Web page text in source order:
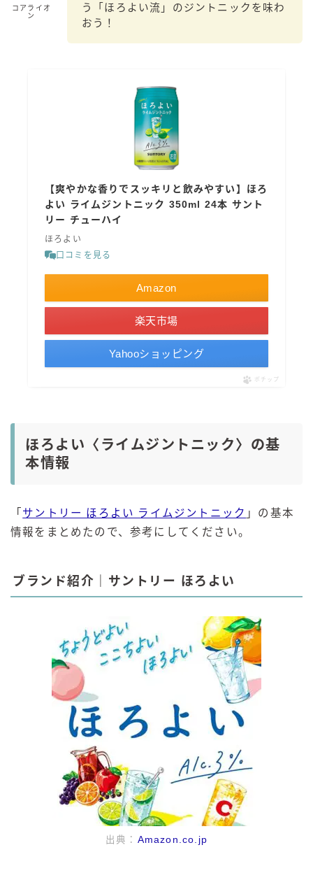
コアライオ
ン
う「ほろよい流」のジントニックを味わ
おう！
【爽やかな香りでスッキリと飲みやすい】ほろ
よい ライムジントニック 350ml 24本 サント
リー チューハイ
ほろよい
口コミを見る
Amazon
楽天市場
Yahooショッピング
ポチップ
ほろよい〈ライムジントニック〉の基
本情報
「 サントリー ほろよい ライムジントニック 」の基本
情報をまとめたので、参考にしてください。
ブランド紹介｜サントリー ほろよい
出典： Amazon.co.jp